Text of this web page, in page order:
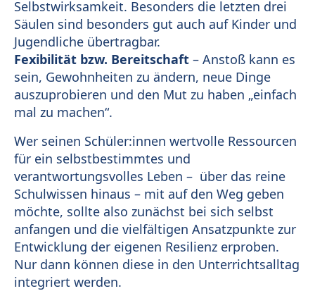
Selbstwirksamkeit. Besonders die letzten drei
Säulen sind besonders gut auch auf Kinder und
Jugendliche übertragbar.
Fexibilität bzw. Bereitschaft– Anstoß kann es
sein, Gewohnheiten zu ändern, neue Dinge
auszuprobieren und den Mut zu haben „einfach
mal zu machen“.
Wer seinen Schüler:innen wertvolle Ressourcen
für ein selbstbestimmtes und
verantwortungsvolles Leben – über das reine
Schulwissen hinaus – mit auf den Weg geben
möchte, sollte also zunächst bei sich selbst
anfangen und die vielfältigen Ansatzpunkte zur
Entwicklung der eigenen Resilienz erproben.
Nur dann können diese in den Unterrichtsalltag
integriert werden.